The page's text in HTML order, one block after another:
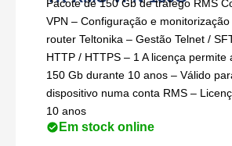
Pacote de 150 Gb de tráfego RMS
VPN – Configuração e
router Teltonika – Gestão Telnet /
HTTP / HTTPS – 1 A licença permite
150 Gb durante 10 anos – Válido
dispositivo numa conta RMS –
10 anos
Em stock online